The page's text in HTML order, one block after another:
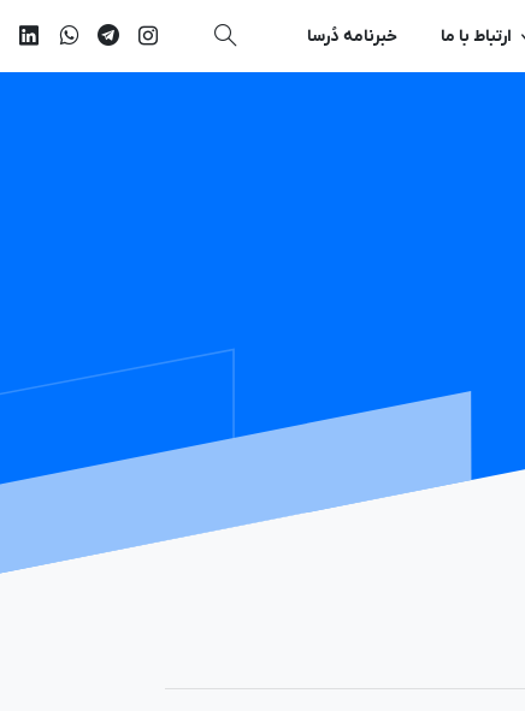
ارتباط با ما خبرنامه دُرسا